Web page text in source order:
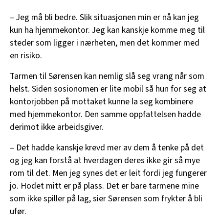
– Jeg må bli bedre. Slik situasjonen min er nå kan jeg
kun ha hjemmekontor. Jeg kan kanskje komme meg til
steder som ligger i nærheten, men det kommer med
en risiko.
Tarmen til Sørensen kan nemlig slå seg vrang når som
helst. Siden sosionomen er lite mobil så hun for seg at
kontorjobben på mottaket kunne la seg kombinere
med hjemmekontor. Den samme oppfattelsen hadde
derimot ikke arbeidsgiver.
– Det hadde kanskje krevd mer av dem å tenke på det
og jeg kan forstå at hverdagen deres ikke gir så mye
rom til det. Men jeg synes det er leit fordi jeg fungerer
jo. Hodet mitt er på plass. Det er bare tarmene mine
som ikke spiller på lag, sier Sørensen som frykter å bli
ufør.